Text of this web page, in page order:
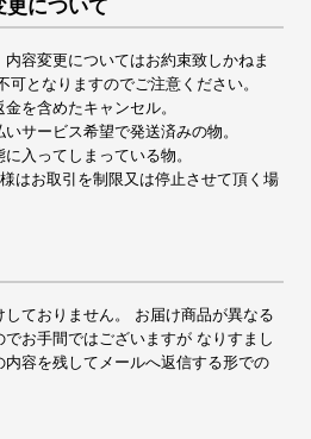
更について
容変更についてはお約束致しかねま
となりますのでご注意ください。
を含めたキャンセル。
サービス希望で発送済みの物。
入ってしまっている物。
はお取引を制限又は停止させて頂く場
ておりません。 お届け商品が異なる
お手間ではございますが なりすまし
容を残してメールへ返信する形での